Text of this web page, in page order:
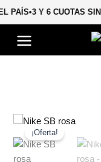
PAÍS•3 Y 6 CUOTAS
Ir
contenido
¡Oferta!
Nike
rosa
cantidad